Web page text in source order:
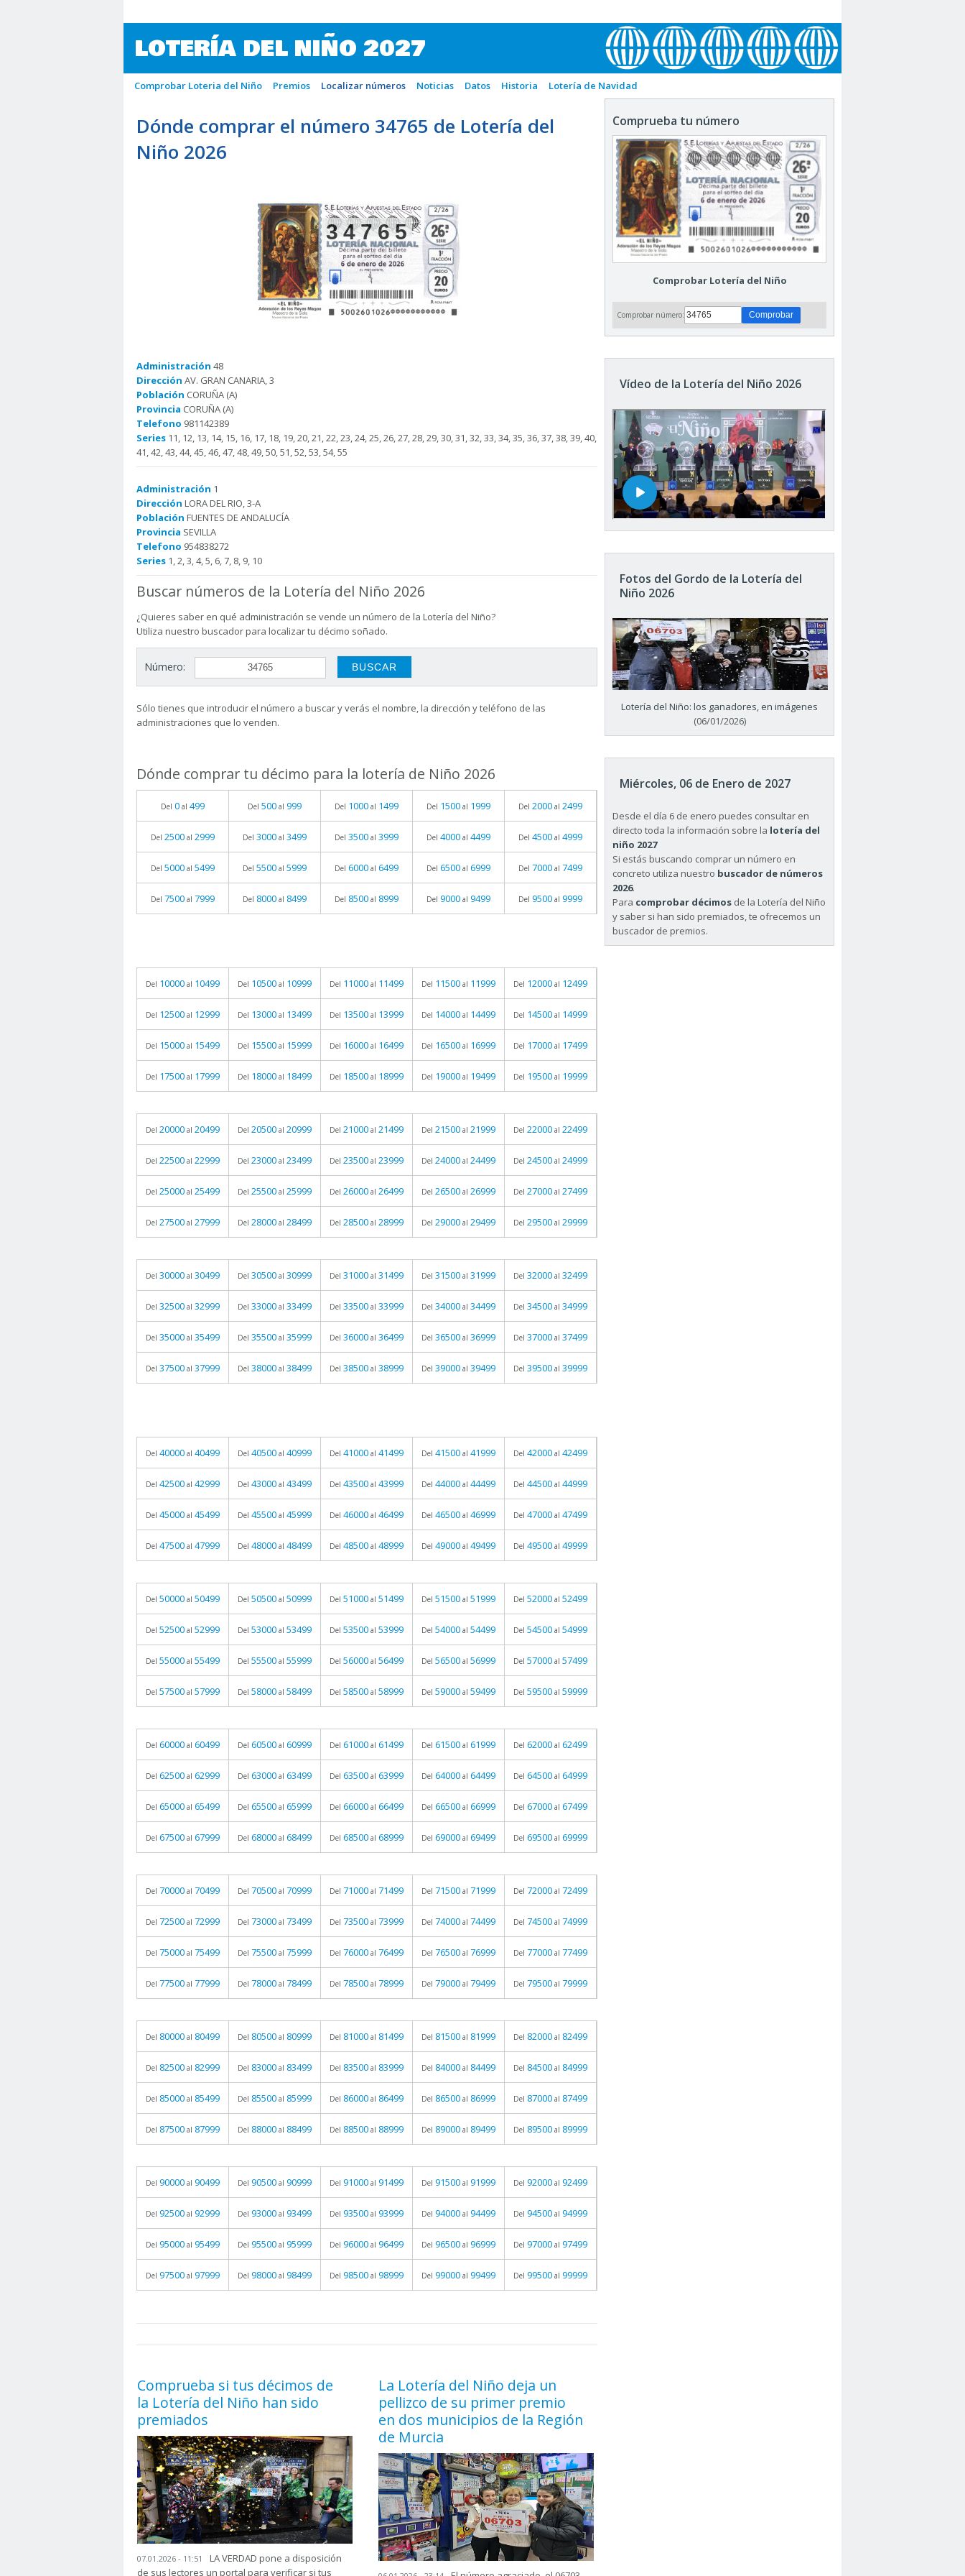
LOTERÍA DEL NIÑO 2027
Comprobar Loteria del Niño Premios Localizar números Noticias Datos Historia Lotería de Navidad
Dónde comprar el número 34765 de Lotería del
Niño 2026
34765
Administración 48
Dirección AV. GRAN CANARIA, 3
Población CORUÑA (A)
Provincia CORUÑA (A)
Telefono 981142389
Series 11, 12, 13, 14, 15, 16, 17, 18, 19, 20, 21, 22, 23, 24, 25, 26, 27, 28, 29, 30, 31, 32, 33, 34, 35, 36, 37, 38, 39, 40,
41, 42, 43, 44, 45, 46, 47, 48, 49, 50, 51, 52, 53, 54, 55
Administración 1
Dirección LORA DEL RIO, 3-A
Población FUENTES DE ANDALUCÍA
Provincia SEVILLA
Telefono 954838272
Series 1, 2, 3, 4, 5, 6, 7, 8, 9, 10
Buscar números de la Lotería del Niño 2026
¿Quieres saber en qué administración se vende un número de la Lotería del Niño?
Utiliza nuestro buscador para localizar tu décimo soñado.
Número:
Sólo tienes que introducir el número a buscar y verás el nombre, la dirección y teléfono de las
administraciones que lo venden.
Dónde comprar tu décimo para la lotería de Niño 2026
Del 0 al 499 Del 500 al 999 Del 1000 al 1499 Del 1500 al 1999 Del 2000 al 2499
Del 2500 al 2999 Del 3000 al 3499 Del 3500 al 3999 Del 4000 al 4499 Del 4500 al 4999
Del 5000 al 5499 Del 5500 al 5999 Del 6000 al 6499 Del 6500 al 6999 Del 7000 al 7499
Del 7500 al 7999 Del 8000 al 8499 Del 8500 al 8999 Del 9000 al 9499 Del 9500 al 9999
Del 10000 al 10499 Del 10500 al 10999 Del 11000 al 11499 Del 11500 al 11999 Del 12000 al 12499
Del 12500 al 12999 Del 13000 al 13499 Del 13500 al 13999 Del 14000 al 14499 Del 14500 al 14999
Del 15000 al 15499 Del 15500 al 15999 Del 16000 al 16499 Del 16500 al 16999 Del 17000 al 17499
Del 17500 al 17999 Del 18000 al 18499 Del 18500 al 18999 Del 19000 al 19499 Del 19500 al 19999
Del 20000 al 20499 Del 20500 al 20999 Del 21000 al 21499 Del 21500 al 21999 Del 22000 al 22499
Del 22500 al 22999 Del 23000 al 23499 Del 23500 al 23999 Del 24000 al 24499 Del 24500 al 24999
Del 25000 al 25499 Del 25500 al 25999 Del 26000 al 26499 Del 26500 al 26999 Del 27000 al 27499
Del 27500 al 27999 Del 28000 al 28499 Del 28500 al 28999 Del 29000 al 29499 Del 29500 al 29999
Del 30000 al 30499 Del 30500 al 30999 Del 31000 al 31499 Del 31500 al 31999 Del 32000 al 32499
Del 32500 al 32999 Del 33000 al 33499 Del 33500 al 33999 Del 34000 al 34499 Del 34500 al 34999
Del 35000 al 35499 Del 35500 al 35999 Del 36000 al 36499 Del 36500 al 36999 Del 37000 al 37499
Del 37500 al 37999 Del 38000 al 38499 Del 38500 al 38999 Del 39000 al 39499 Del 39500 al 39999
Del 40000 al 40499 Del 40500 al 40999 Del 41000 al 41499 Del 41500 al 41999 Del 42000 al 42499
Del 42500 al 42999 Del 43000 al 43499 Del 43500 al 43999 Del 44000 al 44499 Del 44500 al 44999
Del 45000 al 45499 Del 45500 al 45999 Del 46000 al 46499 Del 46500 al 46999 Del 47000 al 47499
Del 47500 al 47999 Del 48000 al 48499 Del 48500 al 48999 Del 49000 al 49499 Del 49500 al 49999
Del 50000 al 50499 Del 50500 al 50999 Del 51000 al 51499 Del 51500 al 51999 Del 52000 al 52499
Del 52500 al 52999 Del 53000 al 53499 Del 53500 al 53999 Del 54000 al 54499 Del 54500 al 54999
Del 55000 al 55499 Del 55500 al 55999 Del 56000 al 56499 Del 56500 al 56999 Del 57000 al 57499
Del 57500 al 57999 Del 58000 al 58499 Del 58500 al 58999 Del 59000 al 59499 Del 59500 al 59999
Del 60000 al 60499 Del 60500 al 60999 Del 61000 al 61499 Del 61500 al 61999 Del 62000 al 62499
Del 62500 al 62999 Del 63000 al 63499 Del 63500 al 63999 Del 64000 al 64499 Del 64500 al 64999
Del 65000 al 65499 Del 65500 al 65999 Del 66000 al 66499 Del 66500 al 66999 Del 67000 al 67499
Del 67500 al 67999 Del 68000 al 68499 Del 68500 al 68999 Del 69000 al 69499 Del 69500 al 69999
Del 70000 al 70499 Del 70500 al 70999 Del 71000 al 71499 Del 71500 al 71999 Del 72000 al 72499
Del 72500 al 72999 Del 73000 al 73499 Del 73500 al 73999 Del 74000 al 74499 Del 74500 al 74999
Del 75000 al 75499 Del 75500 al 75999 Del 76000 al 76499 Del 76500 al 76999 Del 77000 al 77499
Del 77500 al 77999 Del 78000 al 78499 Del 78500 al 78999 Del 79000 al 79499 Del 79500 al 79999
Del 80000 al 80499 Del 80500 al 80999 Del 81000 al 81499 Del 81500 al 81999 Del 82000 al 82499
Del 82500 al 82999 Del 83000 al 83499 Del 83500 al 83999 Del 84000 al 84499 Del 84500 al 84999
Del 85000 al 85499 Del 85500 al 85999 Del 86000 al 86499 Del 86500 al 86999 Del 87000 al 87499
Del 87500 al 87999 Del 88000 al 88499 Del 88500 al 88999 Del 89000 al 89499 Del 89500 al 89999
Del 90000 al 90499 Del 90500 al 90999 Del 91000 al 91499 Del 91500 al 91999 Del 92000 al 92499
Del 92500 al 92999 Del 93000 al 93499 Del 93500 al 93999 Del 94000 al 94499 Del 94500 al 94999
Del 95000 al 95499 Del 95500 al 95999 Del 96000 al 96499 Del 96500 al 96999 Del 97000 al 97499
Del 97500 al 97999 Del 98000 al 98499 Del 98500 al 98999 Del 99000 al 99499 Del 99500 al 99999
Comprueba si tus décimos de
la Lotería del Niño han sido
premiados
07.01.2026 - 11:51
LA VERDAD pone a disposición
de sus lectores un portal para verificar si tus
La Lotería del Niño deja un
pellizco de su primer premio
en dos municipios de la Región
de Murcia
Comprueba tu número
Comprobar Lotería del Niño
Comprobar número:
Vídeo de la Lotería del Niño 2026
Fotos del Gordo de la Lotería del
Niño 2026
Lotería del Niño: los ganadores, en imágenes
(06/01/2026)
Miércoles, 06 de Enero de 2027
Desde el día 6 de enero puedes consultar en
directo toda la información sobre la lotería del
niño 2027
Si estás buscando comprar un número en
concreto utiliza nuestro buscador de números
2026.
Para comprobar décimos de la Lotería del Niño
y saber si han sido premiados, te ofrecemos un
buscador de premios.